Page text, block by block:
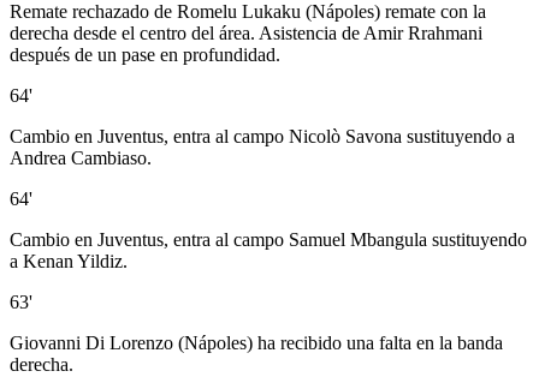
Remate rechazado de Romelu Lukaku (Nápoles) remate con la
derecha desde el centro del área. Asistencia de Amir Rrahmani
después de un pase en profundidad.
64'
Cambio en Juventus, entra al campo Nicolò Savona sustituyendo a
Andrea Cambiaso.
64'
Cambio en Juventus, entra al campo Samuel Mbangula sustituyendo
a Kenan Yildiz.
63'
Giovanni Di Lorenzo (Nápoles) ha recibido una falta en la banda
derecha.